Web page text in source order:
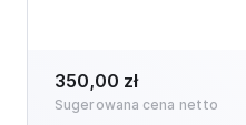
350,00 zł
Sugerowana cena netto